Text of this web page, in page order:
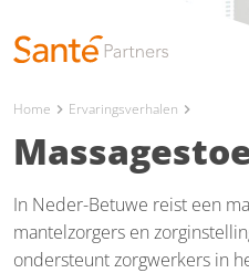
Home chevron_right Ervaringsverhalen chevron_right
In Neder-Betuwe reist een
mantelzorgers en
ondersteunt zorgwerkers in